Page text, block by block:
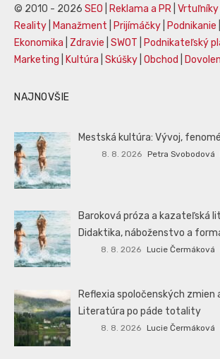
© 2010 - 2026 SEO Reklama a PR Vrtuľníky
Reality
Manažment Prijímáčky Podnikanie
Ekonomika
Zdravie SWOT Podnikateľský
Marketing
Kultúra Skúšky Obchod
NAJNOVŠIE
Mestská kultúra: Vývoj,
8. 8. 2026 Petra Svobodová
Baroková próza a kazateľská
Didaktika, náboženstvo a
8. 8. 2026 Lucie Čermáková
Reflexia spoločenských zmien
Literatúra po páde totality
8. 8. 2026 Lucie Čermáková